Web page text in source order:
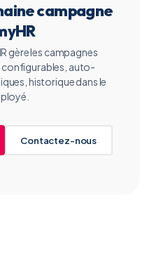
campagne
gère les campagnes
auto-
historique dans le
Contactez-nous